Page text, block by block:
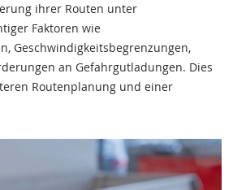
ihrer Routen unter
Faktoren wie
Geschwindigkeitsbegrenzungen,
an Gefahrgutladungen. Dies
Routenplanung und einer